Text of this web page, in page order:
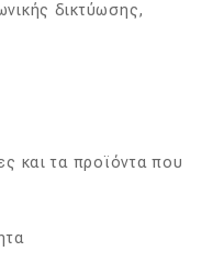
δικτύωσης,
και τα προϊόντα που